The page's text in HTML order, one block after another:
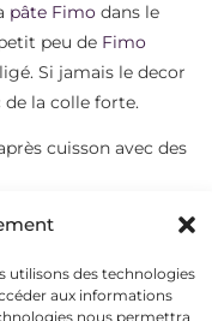
utilisons des technologies
aux informations
nous permettra
couche de gesso
votre pot. Il
: encollez votre
papier decopatch et
pâte Fimo dans le
peu de Fimo
Si jamais le decor
de la colle forte.
cuisson avec des